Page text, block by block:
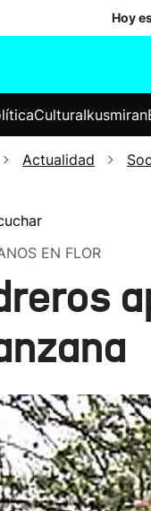
Hoy
Elecciones
CulturaIkusmiran
Actualidad
EN FLOR